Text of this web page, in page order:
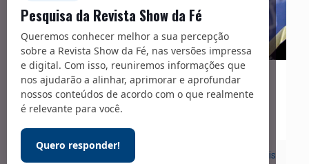
Pesquisa da Revista Show da Fé
Queremos conhecer melhor a sua percepção
sobre a Revista Show da Fé, nas versões impressa
e digital. Com isso, reuniremos informações que
nos ajudarão a alinhar, aprimorar e aprofundar
nossos conteúdos de acordo com o que realmente
é relevante para você.
Quero responder!
15/07/2021
Igreja
Leia mais